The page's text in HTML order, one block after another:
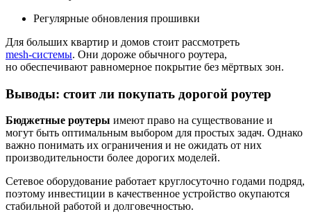
Регулярные обновления прошивки
Для больших квартир и домов стоит рассмотреть
mesh‑системы. Они дороже обычного роутера,
но обеспечивают равномерное покрытие без мёртвых зон.
Выводы: стоит ли покупать дорогой роутер
Бюджетные роутеры имеют право на существование и
могут быть оптимальным выбором для простых задач. Однако
важно понимать их ограничения и не ожидать от них
производительности более дорогих моделей.
Сетевое оборудование работает круглосуточно годами подряд,
поэтому инвестиции в качественное устройство окупаются
стабильной работой и долговечностью.